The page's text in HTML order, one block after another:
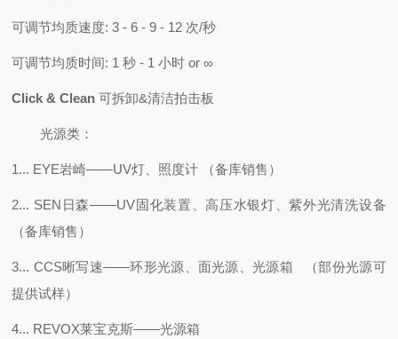
可调节均质速度: 3 - 6 - 9 - 12 次/秒
可调节均质时间: 1 秒 - 1 小时 or ∞
Click & Clean 可拆卸&清洁拍击板
光源类：
1... EYE岩崎——UV灯、照度计 （备库销售）
2... SEN日森——UV固化装置、高压水银灯、紫外光清洗设备
（备库销售）
3... CCS晰写速——环形光源、面光源、光源箱 （部份光源可
提供试样）
4... REVOX莱宝克斯——光源箱